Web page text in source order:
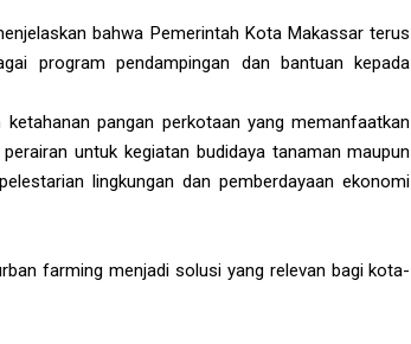
bahwa Pemerintah Kota Makassar terus
program pendampingan dan bantuan kepada
pangan perkotaan yang memanfaatkan
untuk kegiatan budidaya tanaman maupun
lingkungan dan pemberdayaan ekonomi
farming menjadi solusi yang relevan bagi kota-